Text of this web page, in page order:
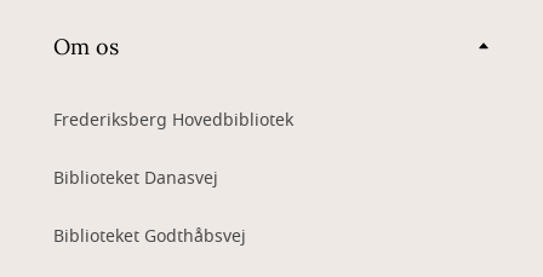
Om os
Frederiksberg Hovedbibliotek
Biblioteket Danasvej
Biblioteket Godthåbsvej